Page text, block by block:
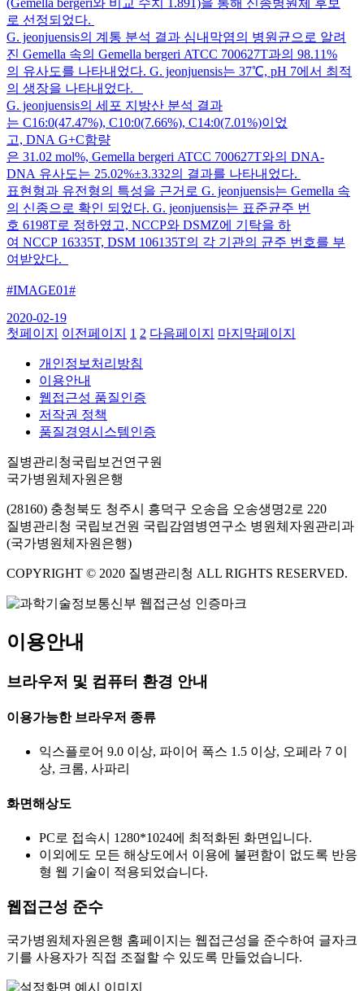
(Gemella bergeri와 비교 수치 1.891)을 통해 신종병원체 후보
로 선정되었다.
G. jeonjuensis의 계통 분석 결과 심내막염의 병원균으로 알려
진 Gemella 속의 Gemella bergeri ATCC 700627T과의 98.11%
의 유사도를 나타내었다. G. jeonjuensis는 37℃, pH 7에서 최적
의 생장을 나타내었다.
G. jeonjuensis의 세포 지방산 분석 결과
는 C16:0(47.47%), C10:0(7.66%), C14:0(7.01%)이었
고, DNA G+C함량
은 31.02 mol%, Gemella bergeri ATCC 700627T와의 DNA-
DNA 유사도는 25.02%±3.332의 결과를 나타내었다.
표현형과 유전형의 특성을 근거로 G. jeonjuensis는 Gemella 속
의 신종으로 확인 되었다. G. jeonjuensis는 표준균주 번
호 6198T로 정하였고, NCCP와 DSMZ에 기탁을 하
여 NCCP 16335T, DSM 106135T의 각 기관의 균주 번호를 부
여받았다.
#IMAGE01#
2020-02-19
첫페이지
이전페이지 1 2 다음페이지 마지막페이지
개인정보처리방침
이용안내
웹접근성 품질인증
저작권 정책
품질경영시스템인증
질병관리청국립보건연구원
국가병원체자원은행
(28160) 충청북도 청주시 흥덕구 오송읍 오송생명2로 220
질병관리청 국립보건원 국립감염병연구소 병원체자원관리과
(국가병원체자원은행)
COPYRIGHT © 2020 질병관리청 ALL RIGHTS RESERVED.
이용안내
브라우저 및 컴퓨터 환경 안내
이용가능한 브라우저 종류
익스플로어 9.0 이상, 파이어 폭스 1.5 이상, 오페라 7 이
상, 크롬, 사파리
화면해상도
PC로 접속시 1280*1024에 최적화된 화면입니다.
이외에도 모든 해상도에서 이용에 불편함이 없도록 반응
형 웹 기술이 적용되었습니다.
웹접근성 준수
국가병원체자원은행 홈페이지는 웹접근성을 준수하여 글자크
기를 사용자가 직접 조절할 수 있도록 만들었습니다.